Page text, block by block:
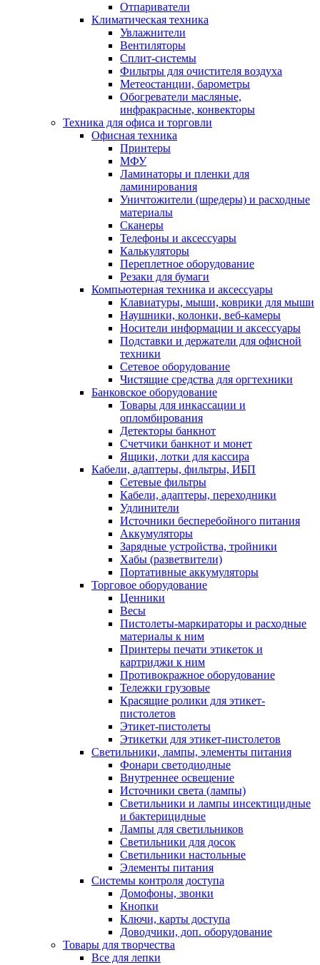
Отпариватели
Климатическая техника
Увлажнители
Вентиляторы
Сплит-системы
Фильтры для очистителя воздуха
Метеостанции, барометры
Обогреватели масляные,
инфракрасные, конвекторы
Техника для офиса и торговли
Офисная техника
Принтеры
МФУ
Ламинаторы и пленки для
ламинирования
Уничтожители (шредеры) и расходные
материалы
Сканеры
Телефоны и аксессуары
Калькуляторы
Переплетное оборудование
Резаки для бумаги
Компьютерная техника и аксессуары
Клавиатуры, мыши, коврики для мыши
Наушники, колонки, веб-камеры
Носители информации и аксессуары
Подставки и держатели для офисной
техники
Сетевое оборудование
Чистящие средства для оргтехники
Банковское оборудование
Товары для инкассации и
опломбирования
Детекторы банкнот
Счетчики банкнот и монет
Ящики, лотки для кассира
Кабели, адаптеры, фильтры, ИБП
Сетевые фильтры
Кабели, адаптеры, переходники
Удлинители
Источники бесперебойного питания
Аккумуляторы
Зарядные устройства, тройники
Хабы (разветвители)
Портативные аккумуляторы
Торговое оборудование
Ценники
Весы
Пистолеты-маркираторы и расходные
материалы к ним
Принтеры печати этикеток и
картриджи к ним
Противокражное оборудование
Тележки грузовые
Красящие ролики для этикет-
пистолетов
Этикет-пистолеты
Этикетки для этикет-пистолетов
Светильники, лампы, элементы питания
Фонари светодиодные
Внутреннее освещение
Источники света (лампы)
Светильники и лампы инсектицидные
и бактерицидные
Лампы для светильников
Светильники для досок
Светильники настольные
Элементы питания
Системы контроля доступа
Домофоны, звонки
Кнопки
Ключи, карты доступа
Доводчики, доп. оборудование
Товары для творчества
Все для лепки